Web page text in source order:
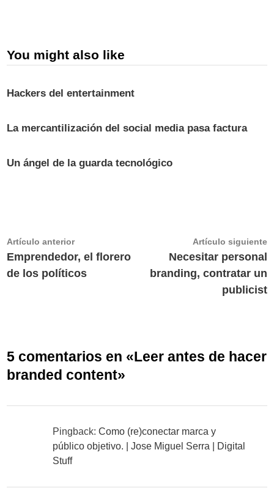
You might also like
Hackers del entertainment
La mercantilización del social media pasa factura
Un ángel de la guarda tecnológico
Navegación
de
entradas
Artículo anteriorArtículo
anterior:
Emprendedor, el florero
de los políticos
Artículo siguiente
Necesitar personal
branding, contratar un
publicist
5 comentarios en «Leer antes de hacer
branded content»
Pingback:Como (re)conectar marca y
público objetivo. | Jose Miguel Serra | Digital
Stuff